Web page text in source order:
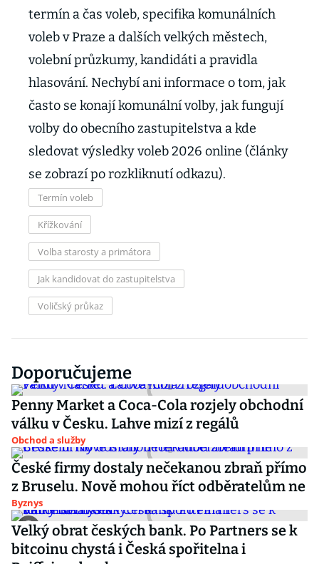
termín a čas voleb, specifika komunálních
voleb v Praze a dalších velkých městech,
volební průzkumy, kandidáti a pravidla
hlasování. Nechybí ani informace o tom, jak
často se konají komunální volby, jak fungují
volby do obecního zastupitelstva a kde
sledovat výsledky voleb 2026 online (články
se zobrazí po rozkliknutí odkazu).
Termín voleb
Křížkování
Volba starosty a primátora
Jak kandidovat do zastupitelstva
Voličský průkaz
Doporučujeme
Penny Market a Coca-Cola rozjely obchodní
válku v Česku. Lahve mizí z regálů
Obchod a služby
České firmy dostaly nečekanou zbraň přímo
z Bruselu. Nově mohou říct odběratelům ne
Byznys
Velký obrat českých bank. Po Partners se k
bitcoinu chystá i Česká spořitelna i